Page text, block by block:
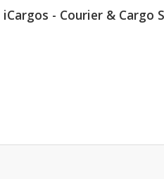
iCargos - Courier & Cargo